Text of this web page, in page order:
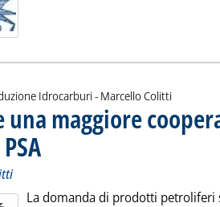
Idrocarburi - di:
Marcello Colitti
una maggiore
. Sottotitolo: L'opinione di Marcello Colitti
. Pubblicata venerdì 12 novembre 2010 alle
La domanda di prodotti petroliferi